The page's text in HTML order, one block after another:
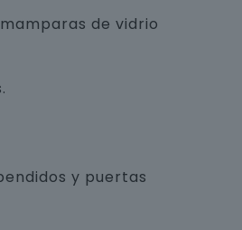
de vidrio
y puertas